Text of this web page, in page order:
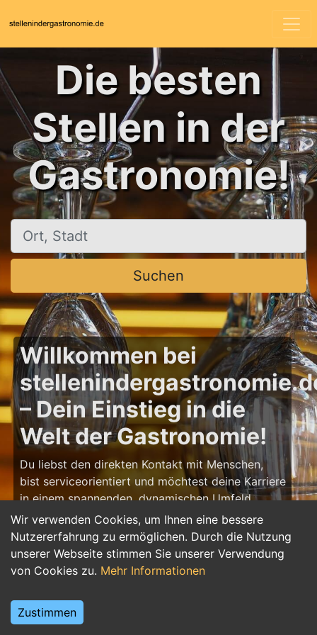
Wir verwenden Cookies, um Ihnen eine bessere
Nutzererfahrung zu ermöglichen. Durch die Nutzung
unserer Webseite stimmen Sie unserer Verwendung
von Cookies zu. Mehr Informationen
Zustimmen
Die besten
Stellen in der
Gastronomie!
Ort, Stadt
Suchen
Willkommen bei
– Dein Einstieg in die
Welt der Gastronomie!
Du liebst den direkten Kontakt mit Menschen,
bist serviceorientiert und möchtest deine Karriere
in einem spannenden, dynamischen Umfeld
starten? Dann bist du auf
stellenindergastronomie.degenau richtig! Hier
findest du zahlreiche Ausbildungsplätze und
Jobs in der Gastronomie – von Koch/Köchin über
Servicepersonal. Starte deine Karriere in der
Gastronomie und gestalte unvergessliche